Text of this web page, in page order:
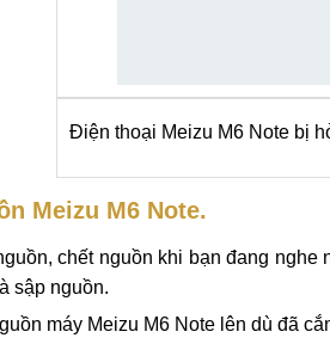
Điện thoại Meizu M6 Note bị
Meizu M6 Note.
chết nguồn khi bạn đang
sập nguồn.
máy Meizu M6 Note lên dù đã